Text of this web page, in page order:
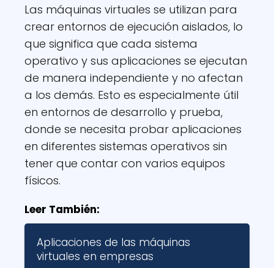
Las máquinas virtuales se utilizan para
crear entornos de ejecución aislados, lo
que significa que cada sistema
operativo y sus aplicaciones se ejecutan
de manera independiente y no afectan
a los demás. Esto es especialmente útil
en entornos de desarrollo y prueba,
donde se necesita probar aplicaciones
en diferentes sistemas operativos sin
tener que contar con varios equipos
físicos.
Leer También:
Aplicaciones de las máquinas
virtuales en empresas